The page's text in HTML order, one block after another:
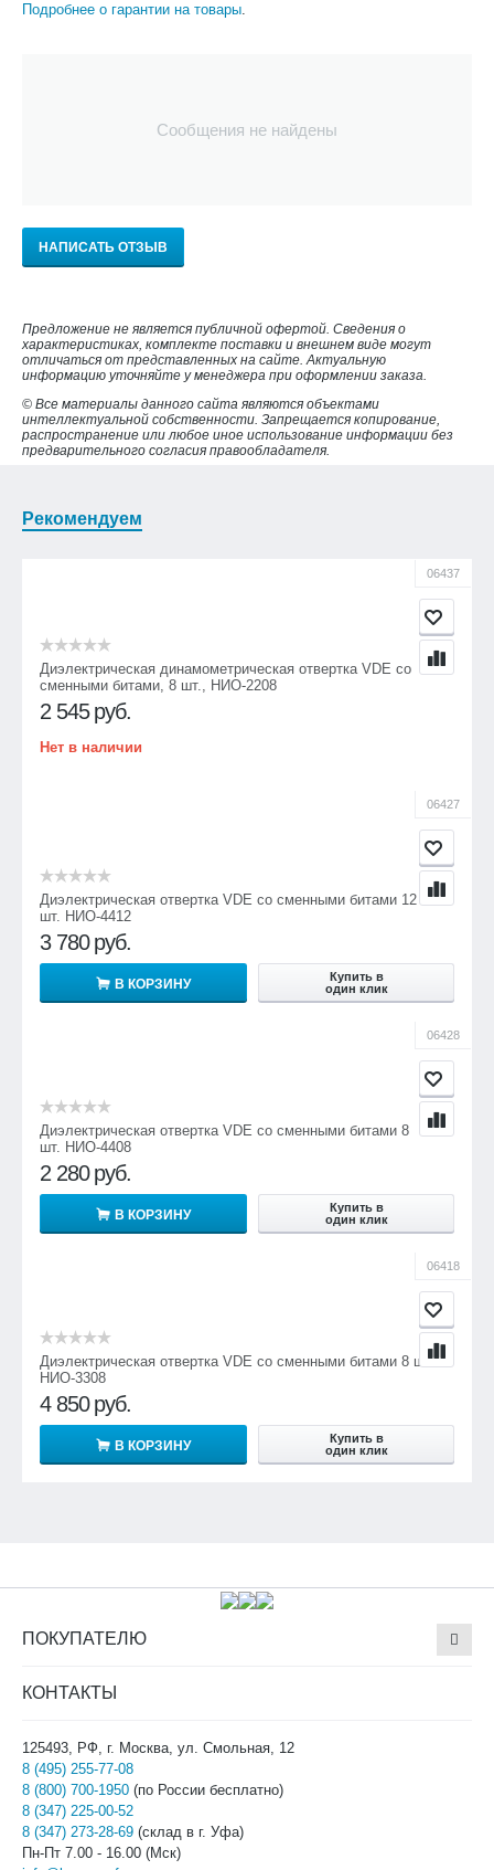
Подробнее о гарантии на товары.
Сообщения не найдены
НАПИСАТЬ ОТЗЫВ
Предложение не является публичной офертой. Сведения о
характеристиках, комплекте поставки и внешнем виде могут
отличаться от представленных на сайте. Актуальную
информацию уточняйте у менеджера при оформлении заказа.
© Все материалы данного сайта являются объектами
интеллектуальной собственности. Запрещается копирование,
распространение или любое иное использование информации без
предварительного согласия правообладателя.
Рекомендуем
06437
Диэлектрическая динамометрическая отвертка VDE со
сменными битами, 8 шт., НИО-2208
2 545 руб.
Нет в наличии
06427
Диэлектрическая отвертка VDE со сменными битами 12
шт. НИО-4412
3 780 руб.
В КОРЗИНУ
Купить в
один клик
06428
Диэлектрическая отвертка VDE со сменными битами 8
шт. НИО-4408
2 280 руб.
В КОРЗИНУ
Купить в
один клик
06418
Диэлектрическая отвертка VDE со сменными битами 8 шт.
НИО-3308
4 850 руб.
В КОРЗИНУ
Купить в
один клик
ПОКУПАТЕЛЮ
КОНТАКТЫ
125493, РФ, г. Москва, ул. Смольная, 12
8 (495) 255-77-08
8 (800) 700-1950 (по России бесплатно)
8 (347) 225-00-52
8 (347) 273-28-69 (склад в г. Уфа)
Пн-Пт 7.00 - 16.00 (Мск)